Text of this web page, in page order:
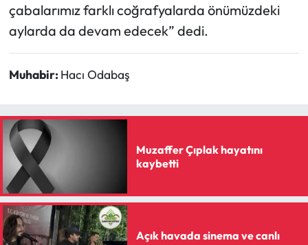
çabalarımız farklı coğrafyalarda önümüzdeki
aylarda da devam edecek” dedi.
Muhabir: Hacı Odabaş
Muzaffer Çıplak hayatını
kaybetti
Açık havada sinema ve canlı